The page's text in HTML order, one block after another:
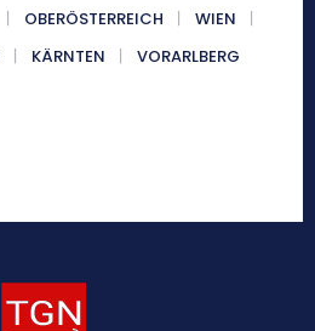
OBERÖSTERREICH
WIEN
KÄRNTEN VORARLBERG